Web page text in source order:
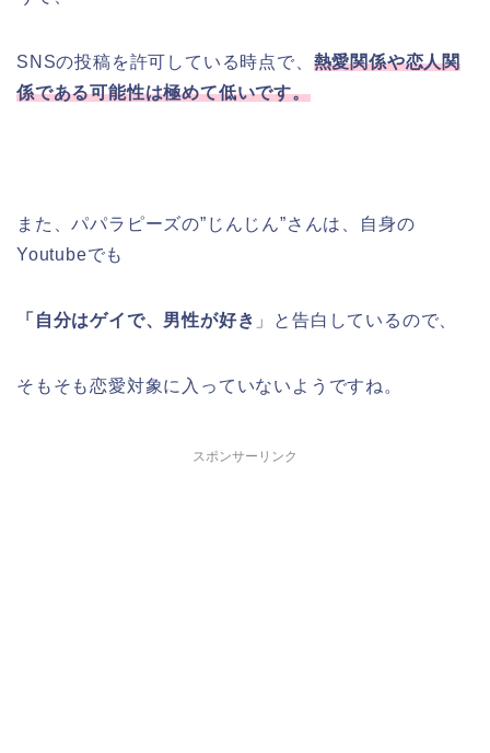
SNSの投稿を許可している時点で、 熱愛関係や恋人関
係である可能性は極めて低いです。
また、パパラピーズの”じんじん”さんは、自身の
Youtubeでも
「自分はゲイで、男性が好き 」と告白しているので、
そもそも恋愛対象に入っていないようですね。
スポンサーリンク